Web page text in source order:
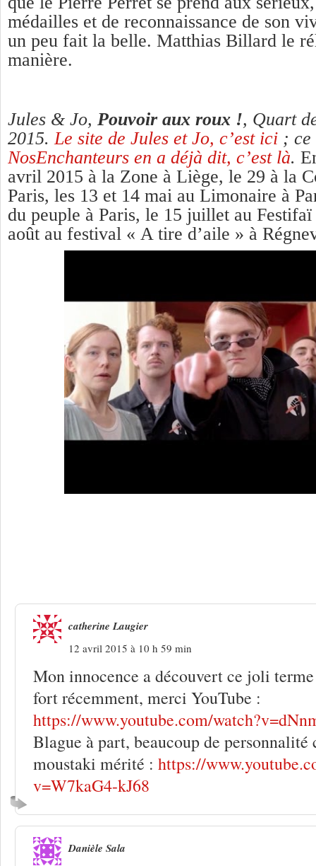
médailles et de reconnaissance de son
un peu fait la belle. Matthias Billard le
manière.
Jules & Jo, Pouvoir aux roux !, Quart
2015.Le site de Jules et Jo, c’est ici ; ce
NosEnchanteurs en a déjà dit, c’est là.
avril 2015 à la Zone à Liège, le 29 à la
Paris, les 13 et 14 mai au Limonaire à
du peuple à Paris, le 15 juillet au
août au festival « A tire d’aile » à
catherine Laugier
12 avril 2015 à 10 h 59 min
Mon innocence a découvert ce joli
fort récemment, merci YouTube :
https://www.youtube.com/
Blague à part, beaucoup de personnalité
moustaki mérité : https://
v=W7kaG4-kJ68
Danièle Sala